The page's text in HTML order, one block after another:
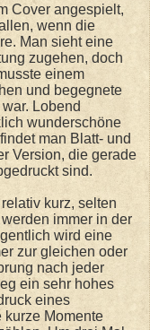
Cover angespielt,
wenn die
Man sieht eine
zugehen, doch
einem
und begegnete
Lobend
wunderschöne
man Blatt- und
Version, die gerade
sind.
kurz, selten
immer in der
wird eine
zur gleichen oder
nach jeder
ein sehr hohes
eines
kurze Momente